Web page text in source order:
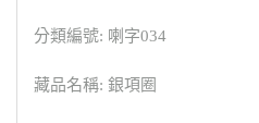
分類編號: 喇字034
藏品名稱: 銀項圈